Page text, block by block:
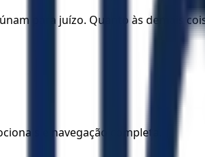
para juízo. Quanto às demais
e navegação completa.